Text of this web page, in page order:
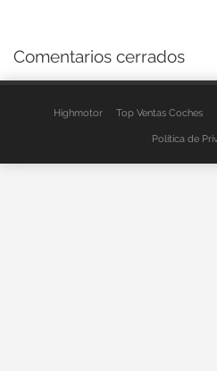
Comentarios cerrados
Highmotor Top Ventas Coches
Política de